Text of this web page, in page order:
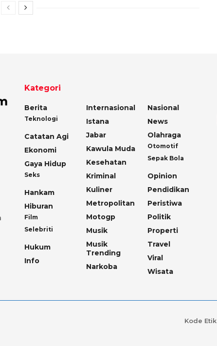
Kategori
Berita
Teknologi
Catatan Agi
Ekonomi
Gaya Hidup
Seks
Hankam
Hiburan
Film
Selebriti
Hukum
Info
Internasional
Istana
Jabar
Kawula Muda
Kesehatan
Kriminal
Kuliner
Metropolitan
Motogp
Musik
Musik
Trending
Narkoba
Nasional
News
Olahraga
Otomotif
Sepak Bola
Opinion
Pendidikan
Peristiwa
Politik
Properti
Travel
Viral
Wisata
Kode Etik